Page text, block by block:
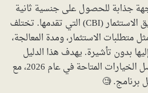
جذابة للحصول على جنسية ثانية
بفضل برامج الجنسية عن طريق الاستثمار (CBI) التي تقدمها. تختلف
متطلبات الاستثمار، ومدة المعالجة،
بدون تأشيرة. يهدف هذا الدليل
إلى تقديم نظرة عامة على أفضل الخيارات المتاحة في عام 2026، مع
برنامج. 🧐